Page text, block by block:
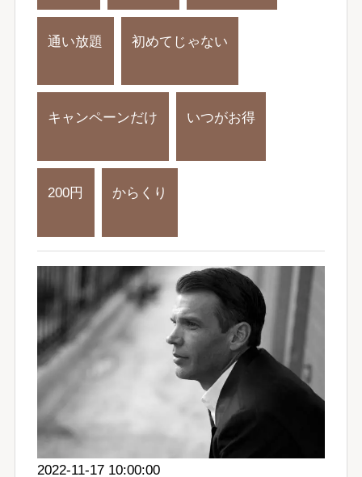
通い放題 初めてじゃない
キャンペーンだけ いつがお得
200円 からくり
2022-11-17 10:00:00